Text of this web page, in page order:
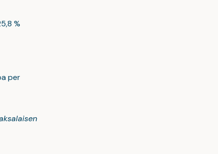
%
per